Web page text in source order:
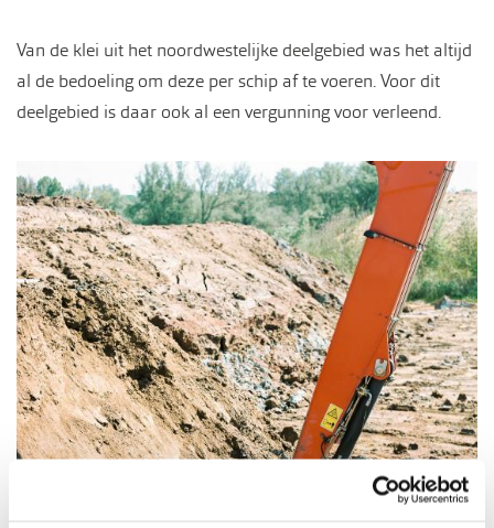
Van de klei uit het noordwestelijke deelgebied was het altijd
al de bedoeling om deze per schip af te voeren. Voor dit
deelgebied is daar ook al een vergunning voor verleend.